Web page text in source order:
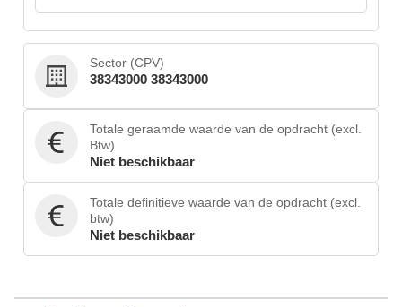
Sector (CPV)
38343000 38343000
Totale geraamde waarde van de opdracht (excl.
Btw)
Niet beschikbaar
Totale definitieve waarde van de opdracht (excl.
btw)
Niet beschikbaar